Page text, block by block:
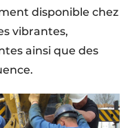
disponible chez
vibrantes,
ainsi que des